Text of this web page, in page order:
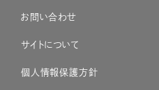
お問い合わせ
サイトについて
個人情報保護方針